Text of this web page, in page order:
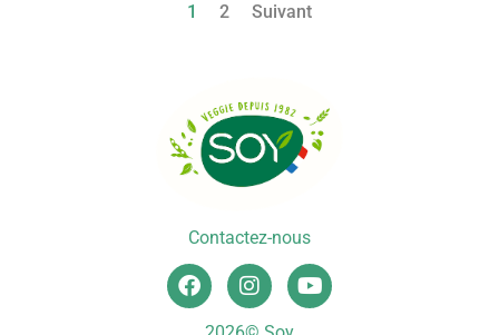
1 2 Suivant
Contactez-nous